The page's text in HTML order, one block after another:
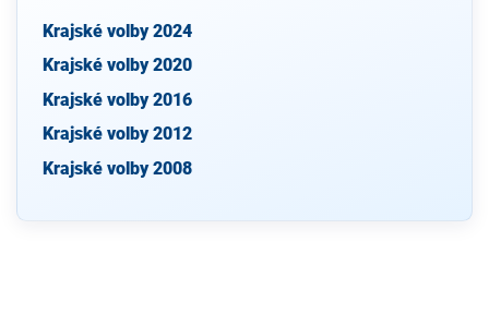
Krajské volby 2024
Krajské volby 2020
Krajské volby 2016
Krajské volby 2012
Krajské volby 2008